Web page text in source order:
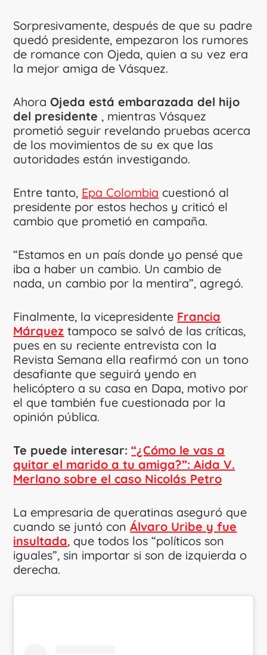
Sorpresivamente, después de que su padre
quedó presidente, empezaron los rumores
de romance con Ojeda, quien a su vez era
la mejor amiga de Vásquez.
AhoraOjeda está embarazada del hijo
del presidente , mientras Vásquez
prometió seguir revelando pruebas acerca
de los movimientos de su ex que las
autoridades están investigando.
Entre tanto, Epa Colombia cuestionó al
presidente por estos hechos y criticó el
cambio que prometió en campaña.
“Estamos en un país donde yo pensé que
iba a haber un cambio. Un cambio de
nada, un cambio por la mentira”, agregó.
Finalmente, la vicepresidente Francia
Márquez tampoco se salvó de las críticas,
pues en su reciente entrevista con la
Revista Semana ella reafirmó con un tono
desafiante que seguirá yendo en
helicóptero a su casa en Dapa, motivo por
el que también fue cuestionada por la
opinión pública.
Te puede interesar:“¿Cómo le vas a
quitar el marido a tu amiga?”: Aida V.
Merlano sobre el caso Nicolás Petro
La empresaria de queratinas aseguró que
cuando se juntó conÁlvaro Uribe y fue
insultada, que todos los “políticos son
iguales”, sin importar si son de izquierda o
derecha.